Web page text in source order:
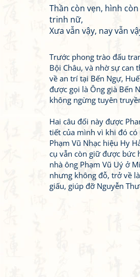
Thần còn vẹn, hình
trinh nữ,
Xưa vẫn vậy, nay vẫn
Trước phong trào đấu
Bội Châu, và nhờ sự can
về an trí tại Bến Ngự,
được gọi là Ông già Bến
không ngừng tuyên
Hai câu đối này được
tiết của mình vì khi đó
Phạm Vũ Nhạc hiệu Hy
cụ vẫn còn giữ được bức
nhà ông Phạm Vũ Uý ở
nhưng không đỗ, trở về
giấu, giúp đỡ Nguyễn